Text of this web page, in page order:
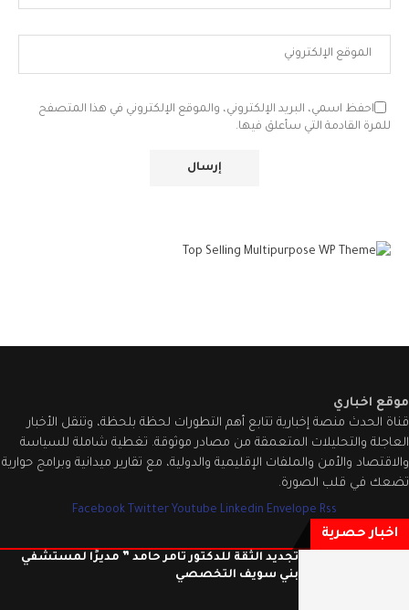
احفظ اسمي، البريد الإلكتروني، والموقع الإلكتروني في هذا المتصفح
للمرة القادمة التي سأعلق فيها.
موقع اخباري
قناة الحدث منصة إخبارية تتابع أهم التطورات لحظة بلحظة، وتنقل الأخبار
العاجلة والتحليلات المتعمقة من مصادر موثوقة. تغطية شاملة للسياسة
والاقتصاد والأمن والملفات الإقليمية والدولية، مع تقارير ميدانية وبرامج حوارية
تضعك في قلب الصورة.
Facebook Twitter Youtube Linkedin Envelope Rss
اخبار حصرية
تجديد الثقة للدكتور تامر حامد ” مديرًا لمستشفي
بني سويف التخصصي